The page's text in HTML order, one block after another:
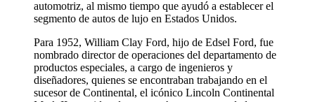
automotriz, al mismo tiempo que ayudó a establecer el
segmento de autos de lujo en Estados Unidos.
Para 1952, William Clay Ford, hijo de Edsel Ford, fue
nombrado director de operaciones del departamento de
productos especiales, a cargo de ingenieros y
diseñadores, quienes se encontraban trabajando en el
sucesor de Continental, el icónico Lincoln Continental